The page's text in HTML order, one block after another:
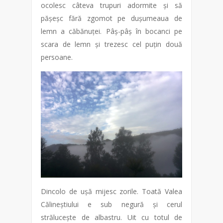
ocolesc câteva trupuri adormite și să
pășeșc fără zgomot pe dușumeaua de
lemn a căbănuței. Pâș-pâș în bocanci pe
scara de lemn și trezesc cel puțin două
persoane.
Dincolo de ușă mijesc zorile. Toată Valea
Călineștiului e sub negură și cerul
strălucește de albastru. Uit cu totul de